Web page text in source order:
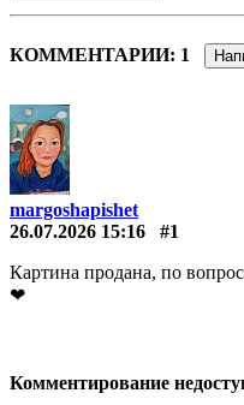
КОММЕНТАРИИ: 1
margoshapishet
26.07.2026 15:16
#1
Картина продана, по
❤
Комментирование